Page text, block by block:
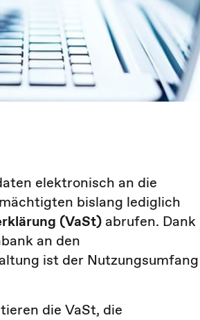
elektronisch an die
bislang lediglich
(VaSt) abrufen. Dank
an den
ist der Nutzungsumfang
die VaSt, die